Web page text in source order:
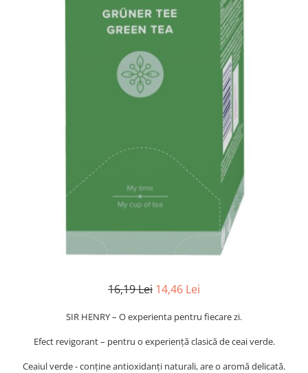
16,19 Lei 14,46 Lei
SIR HENRY – O experienta pentru fiecare zi.
Efect revigorant – pentru o experiență clasică de ceai verde.
Ceaiul verde - conține antioxidanți naturali, are o aromă delicată.